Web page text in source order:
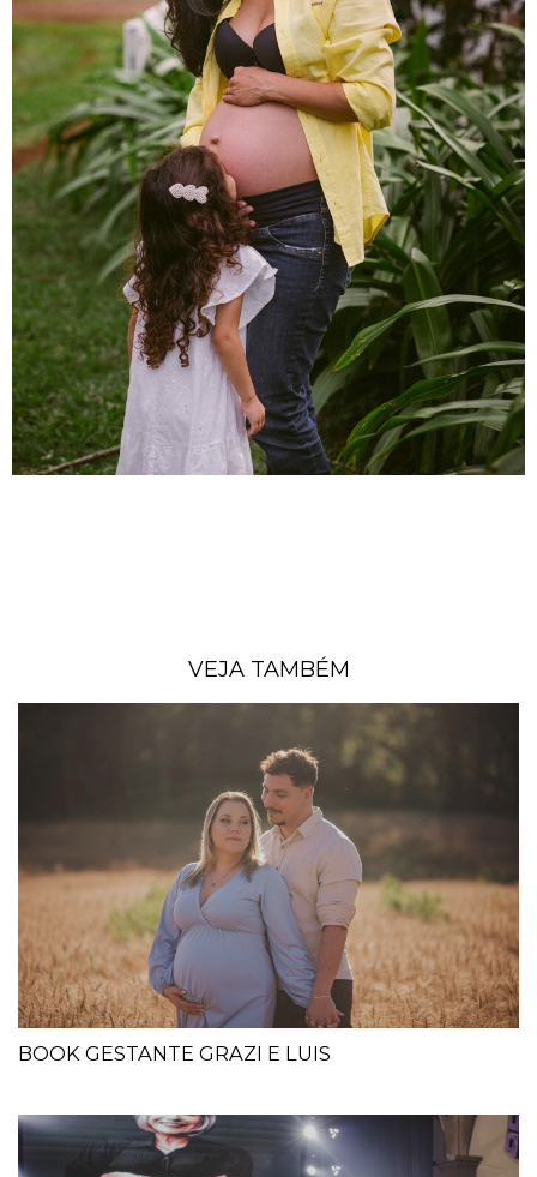
VEJA TAMBÉM
BOOK GESTANTE GRAZI E LUIS